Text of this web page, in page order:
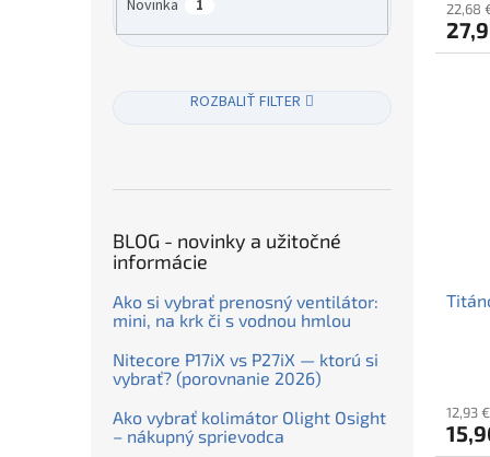
Novinka 1
ROZBALIŤ FILTER
BLOG - novinky a užitočné
informácie
Ako si vybrať prenosný ventilátor:
mini, na krk či s vodnou hmlou
Nitecore P17iX vs P27iX — ktorú si
vybrať? (porovnanie 2026)
Ako vybrať kolimátor Olight Osight
– nákupný sprievodca
22,68
12,93